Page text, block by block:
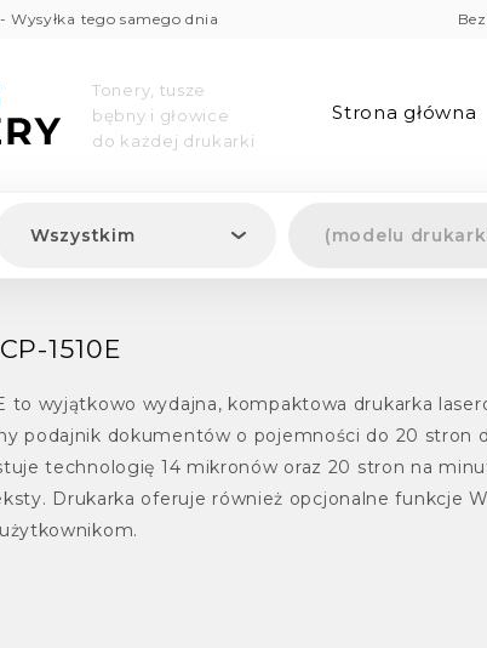
- Wysyłka tego samego dnia
Tonery, tusze
bębny i głowice
do każdej drukarki
Strona główna
Wszystkim
1510E
to wyjątkowo wydajna, kompaktowa drukarka
podajnik dokumentów o pojemności do 20 stron
technologię 14 mikronów oraz 20 stron na
Drukarka oferuje również opcjonalne funkcje